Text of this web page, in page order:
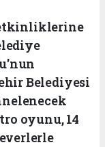
Belediyesi
oyunu, 14